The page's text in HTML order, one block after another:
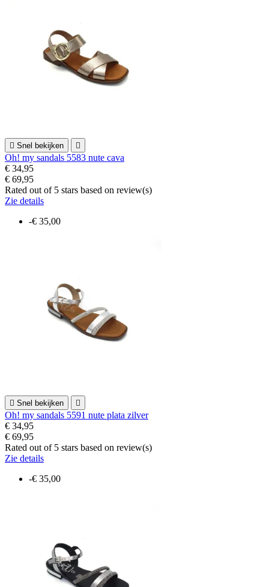
 Snel bekijken 
Oh! my sandals 5583 nute cava
€ 34,95
€ 69,95
Rated out of 5 stars based on review(s)
Zie details
-€ 35,00
 Snel bekijken 
Oh! my sandals 5591 nute plata zilver
€ 34,95
€ 69,95
Rated out of 5 stars based on review(s)
Zie details
-€ 35,00